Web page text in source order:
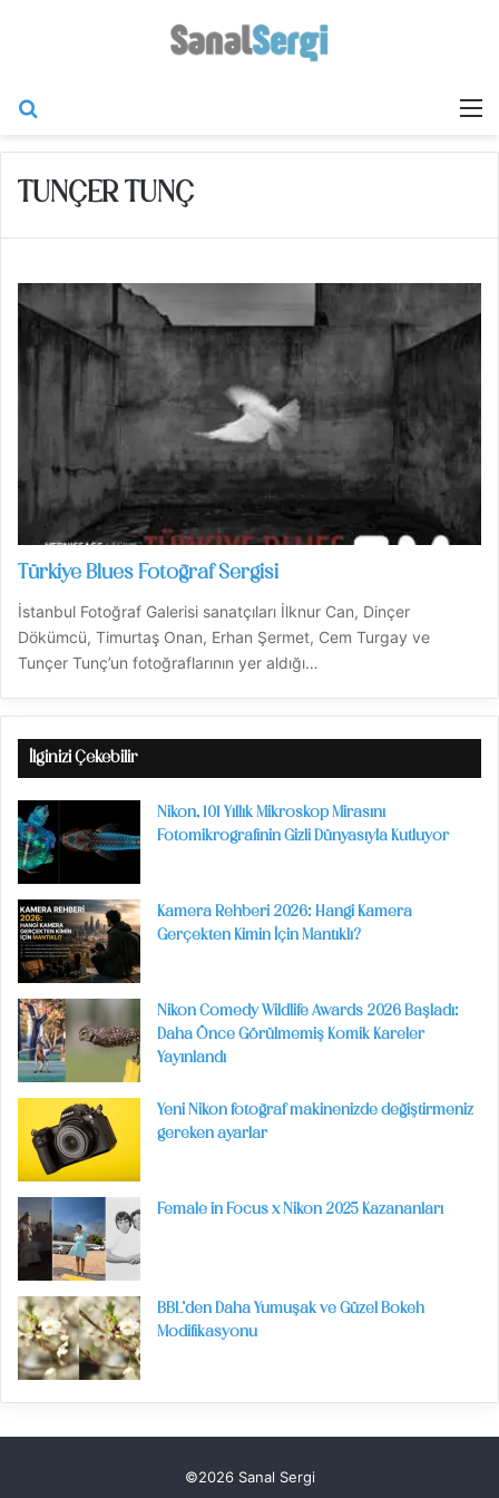
TUNÇER TUNÇ
Türkiye Blues Fotoğraf Sergisi
İstanbul Fotoğraf Galerisi sanatçıları İlknur Can, Dinçer
Dökümcü, Timurtaş Onan, Erhan Şermet, Cem Turgay ve
Tunçer Tunç’un fotoğraflarının yer aldığı…
İlginizi Çekebilir
Nikon, 101 Yıllık Mikroskop Mirasını
Fotomikrografinin Gizli Dünyasıyla Kutluyor
Kamera Rehberi 2026: Hangi Kamera
Gerçekten Kimin İçin Mantıklı?
Nikon Comedy Wildlife Awards 2026 Başladı:
Daha Önce Görülmemiş Komik Kareler
Yayınlandı
Yeni Nikon fotoğraf makinenizde değiştirmeniz
gereken ayarlar
Female in Focus x Nikon 2025 Kazananları
BBL’den Daha Yumuşak ve Güzel Bokeh
Modifikasyonu
©2026 Sanal Sergi